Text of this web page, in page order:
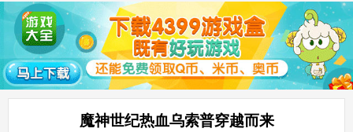
魔神世纪热血乌索普穿越而来